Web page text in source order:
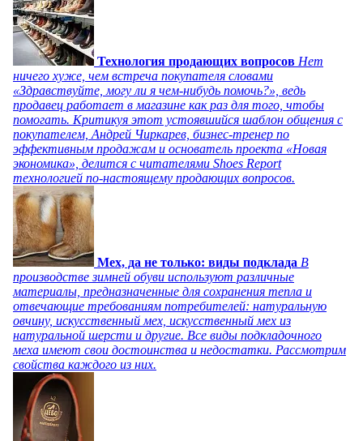
Технология продающих вопросов Нет
ничего хуже, чем встреча покупателя словами
«Здравствуйте, могу ли я чем-нибудь помочь?», ведь
продавец работает в магазине как раз для того, чтобы
помогать. Критикуя этот устоявшийся шаблон общения с
покупателем, Андрей Чиркарев, бизнес-тренер по
эффективным продажам и основатель проекта «Новая
экономика», делится с читателями Shoes Report
технологией по-настоящему продающих вопросов.
Мех, да не только: виды подклада В
производстве зимней обуви используют различные
материалы, предназначенные для сохранения тепла и
отвечающие требованиям потребителей: натуральную
овчину, искусственный мех, искусственный мех из
натуральной шерсти и другие. Все виды подкладочного
меха имеют свои достоинства и недостатки. Рассмотрим
свойства каждого из них.